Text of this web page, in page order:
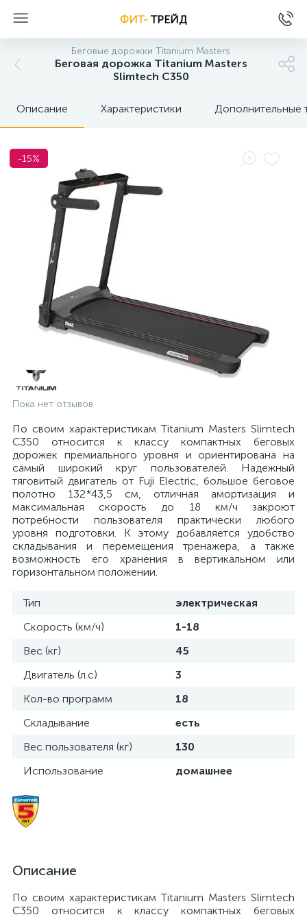
ФИТ-ТРЕЙД
Беговые дорожки Titanium Masters
Беговая дорожка Titanium Masters
Slimtech C350
Описание Характеристики Дополнительные
-15%
Пока нет отзывов
По своим характеристикам Titanium Masters Slimtech
C350 относится к классу компактных беговых
дорожек премиального уровня и ориентирована на
самый широкий круг пользователей. Надежный
тяговитый двигатель от Fuji Electric, большое беговое
полотно 132*43,5 см, отличная амортизация и
максимальная скорость до 18 км/ч закроют
потребности пользователя практически любого
уровня подготовки. К этому добавляется удобство
складывания и перемещения тренажера, а также
возможность его хранения в вертикальном или
горизонтальном положении.
Тип
электрическая
Скорость (км/ч)
1-18
Вес (кг)
45
Двигатель (л.с)
3
Кол-во программ
18
Складывание
есть
Вес пользователя (кг)
130
Использование
домашнее
Описание
По своим характеристикам Titanium Masters Slimtech
C350 относится к классу компактных беговых